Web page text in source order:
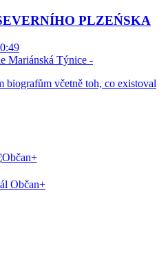
PLZEŃSKA
Mariánská Týnice -
biografům včetně toh, co existoval
Občan+